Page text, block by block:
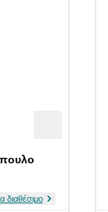
διαθέσιμο